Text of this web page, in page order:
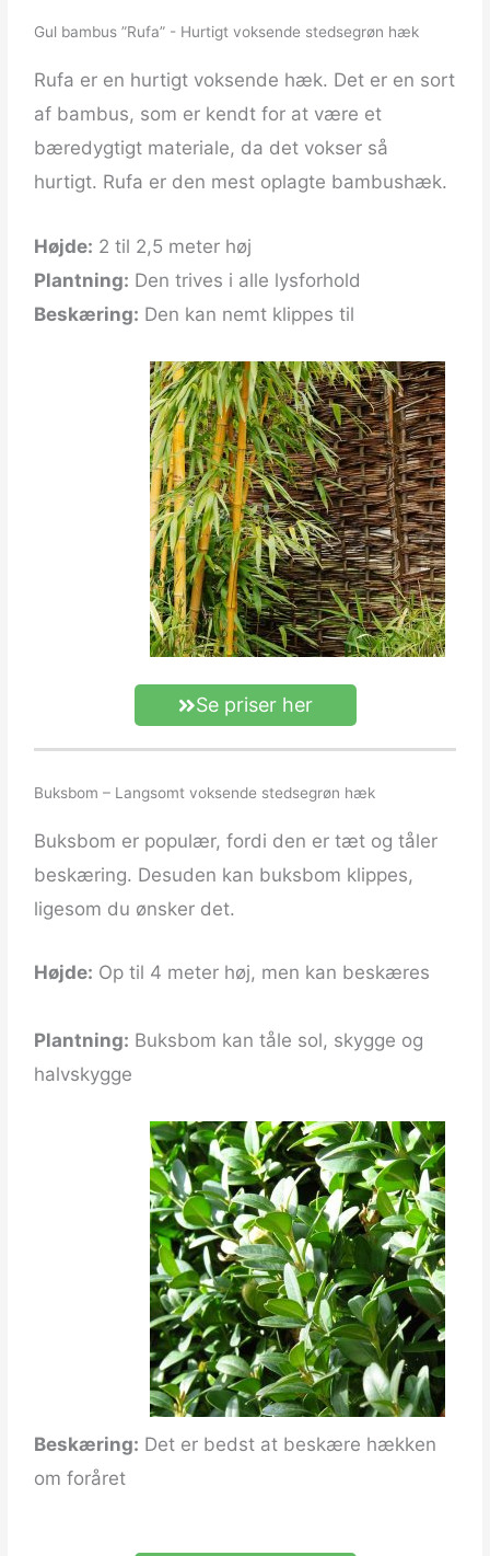
Gul bambus ”Rufa” - Hurtigt voksende stedsegrøn hæk
Rufa er en hurtigt voksende hæk. Det er en sort
af bambus, som er kendt for at være et
bæredygtigt materiale, da det vokser så
hurtigt. Rufa er den mest oplagte bambushæk.
Højde: 2 til 2,5 meter høj
Plantning: Den trives i alle lysforhold
Beskæring: Den kan nemt klippes til
Se priser her
Buksbom – Langsomt voksende stedsegrøn hæk
Buksbom er populær, fordi den er tæt og tåler
beskæring. Desuden kan buksbom klippes,
ligesom du ønsker det.
Højde: Op til 4 meter høj, men kan beskæres
Plantning: Buksbom kan tåle sol, skygge og
halvskygge
Beskæring: Det er bedst at beskære hækken
om foråret